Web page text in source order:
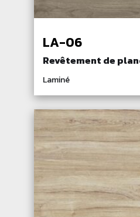
LA-06
Revêtement de
Laminé